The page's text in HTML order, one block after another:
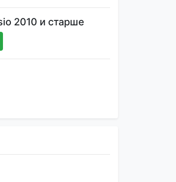
2010 и старше